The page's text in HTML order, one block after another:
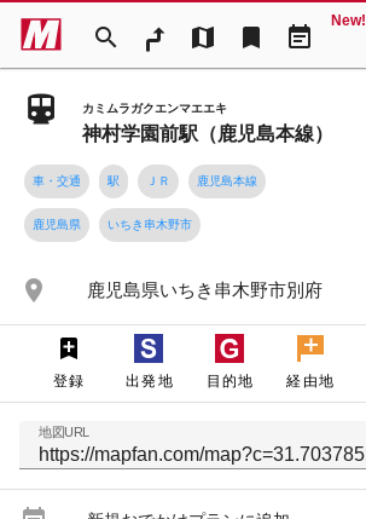
search map bookmark event_note
New!
カミムラガクエンマエエキ
神村学園前駅（鹿児島本線）
車・交通 駅 ＪＲ 鹿児島本線
鹿児島県 いちき串木野市
place 鹿児島県いちき串木野市別府
登録 出発地 目的地 経由地
地図URL